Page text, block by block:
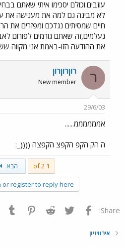
עוזבים.וכולם יסכימו איתי שאתם
לא מבינה גם למה את מענישה את
חיים שמסיתים נגדכם ומפזרים
נעלמים,זה שאתם גורמים לפורום
את ההודעה הזו-באמת אני מקווה
ר רוןרוןרון
New member
29/6/03
אממממממ......
ה הק הקפ הקפצ הקפצה ((((_:
1 of 2 הבא
or register to reply here.
Share: פייסבוק Twitter
Reddit
אירוויזיון